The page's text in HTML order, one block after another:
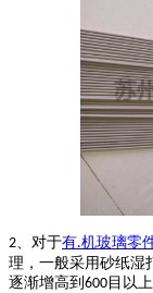
2 、对于有.机玻璃零
理，一般采用砂纸湿
逐渐增高到 600目以上